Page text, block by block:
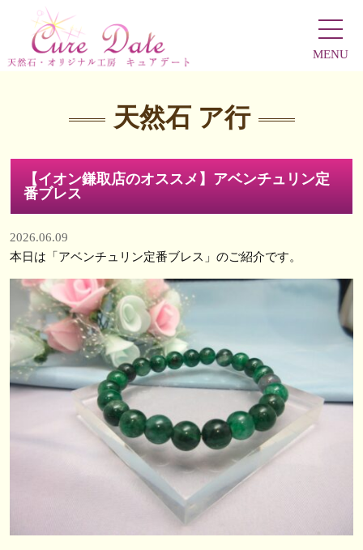
MENU
天然石 ア行
【イオン鎌取店のオススメ】アベンチュリン定
番ブレス
2026.06.09
本日は「アベンチュリン定番ブレス」のご紹介です。